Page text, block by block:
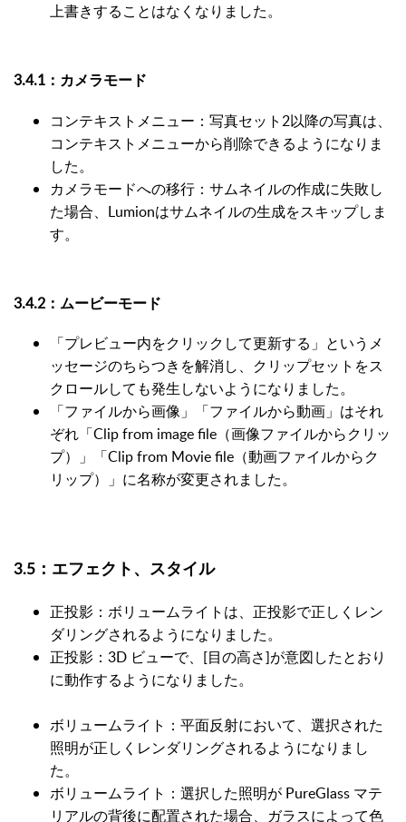
上書きすることはなくなりました。
3.4.1：カメラモード
コンテキストメニュー：写真セット2以降の写真は、
コンテキストメニューから削除できるようになりま
した。
カメラモードへの移行：サムネイルの作成に失敗し
た場合、Lumionはサムネイルの生成をスキップしま
す。
3.4.2：ムービーモード
「プレビュー内をクリックして更新する」というメ
ッセージのちらつきを解消し、クリップセットをス
クロールしても発生しないようになりました。
「ファイルから画像」「ファイルから動画」はそれ
ぞれ「Clip from image file（画像ファイルからクリッ
プ）」「Clip from Movie file（動画ファイルからク
リップ）」に名称が変更されました。
3.5：エフェクト、スタイル
正投影：ボリュームライトは、正投影で正しくレン
ダリングされるようになりました。
正投影：3D ビューで、[目の高さ]が意図したとおり
に動作するようになりました。
ボリュームライト：平面反射において、選択された
照明が正しくレンダリングされるようになりまし
た。
ボリュームライト：選択した照明が PureGlass マテ
リアルの背後に配置された場合、ガラスによって色